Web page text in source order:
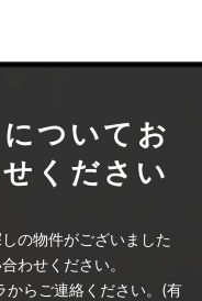
ついて お
ください
の物件がございました
わせください。
からご連絡ください。(有